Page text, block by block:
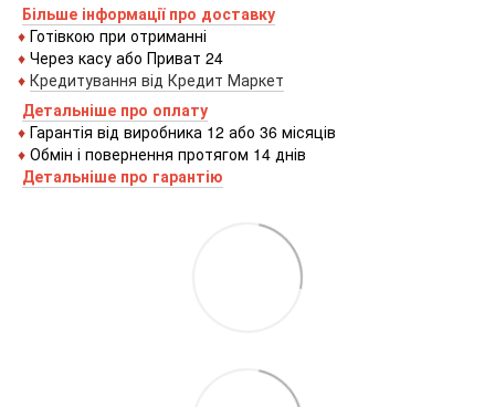
Більше інформації про доставку
♦ Готівкою при отриманні
♦ Через касу або Приват 24
♦ Кредитування від Кредит Маркет
Детальніше про оплату
♦ Гарантія від виробника 12 або 36 місяців
♦ Обмін і повернення протягом 14 днів
Детальніше про гарантію